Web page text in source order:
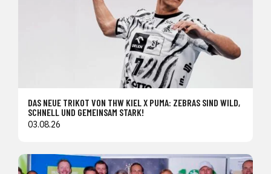
DAS NEUE TRIKOT VON THW KIEL X PUMA: ZEBRAS SIND WILD,
SCHNELL UND GEMEINSAM STARK!
03.08.26